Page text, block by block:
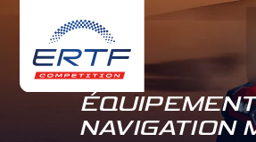
NAVIGATION